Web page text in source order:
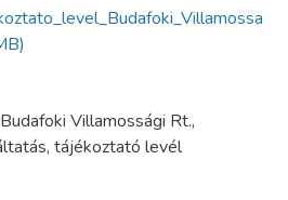
Villamossági Rt.,
tájékoztató levél